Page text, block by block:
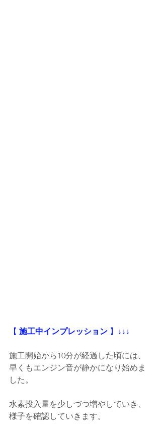
【 施工中インプレッション 】 ↓↓↓
施工開始から10分が経過した頃には、
早くもエンジン音が静かになり始めま
した。
水素投入量を少しづつ増やしていき、
様子を確認していきます。